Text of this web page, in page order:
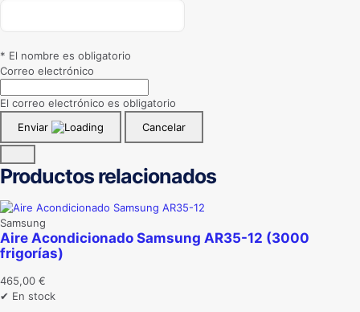
* El nombre es obligatorio
Correo electrónico
El correo electrónico es obligatorio
Enviar
Cancelar
Productos relacionados
Samsung
Aire Acondicionado Samsung AR35-12 (3000
frigorías)
465,00 €
✔ En stock